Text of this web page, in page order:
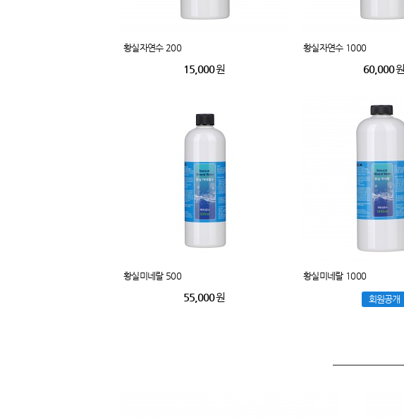
황실자연수 200
15,000원
황실자연수 1000
60,000원
황실미네랄 500
55,000원
황실미네랄 1000
회원공개